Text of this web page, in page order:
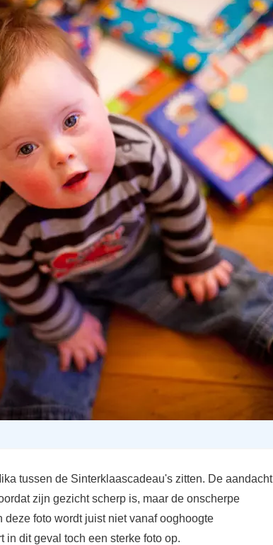
tussen de Sinterklaascadeau's zitten. De aandacht
zijn gezicht scherp is, maar de onscherpe
deze foto wordt juist niet vanaf ooghoogte
in dit geval toch een sterke foto op.